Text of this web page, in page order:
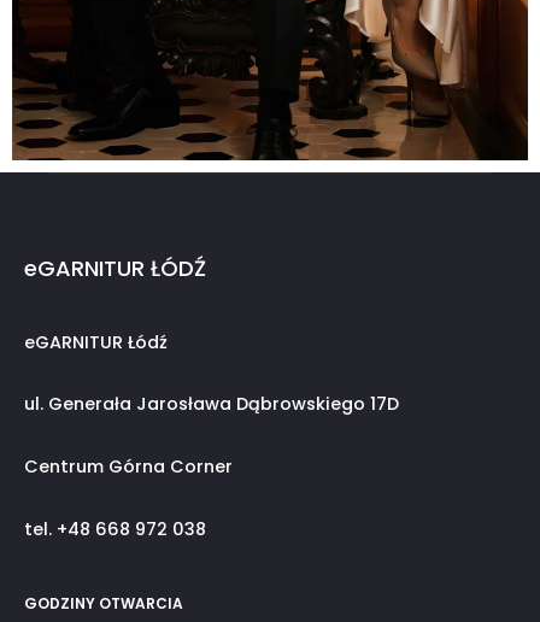
eGARNITUR ŁÓDŹ
eGARNITUR Łódź
ul. Generała Jarosława Dąbrowskiego 17D
Centrum Górna Corner
tel. +48 668 972 038
GODZINY OTWARCIA